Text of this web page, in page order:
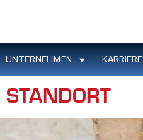
UNTERNEHMEN KARRIERE